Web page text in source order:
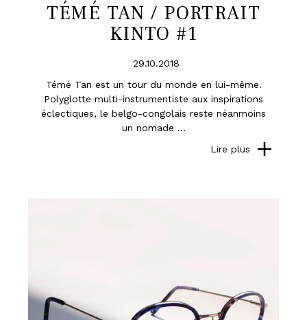
TÉMÉ TAN / PORTRAIT
KINTO #1
29.10.2018
Témé Tan est un tour du monde en lui-même.
Polyglotte multi-instrumentiste aux inspirations
éclectiques, le belgo-congolais reste néanmoins
un nomade ...
Lire plus